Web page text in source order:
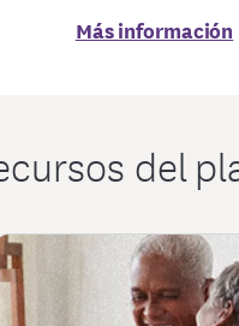
Más información
del